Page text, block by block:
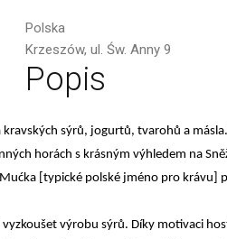
Polska
Krzeszów, ul. Św. Anny 9
Popis
kravských sýrů, jogurtů, tvarohů a
horách s krásným výhledem na
[typické polské jméno pro krávu]
výrobu sýrů. Díky motivaci